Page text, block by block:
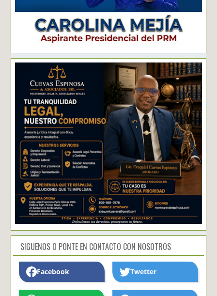
SIGUENOS O PONTE EN CONTACTO CON NOSOTROS
Facebook Twetter